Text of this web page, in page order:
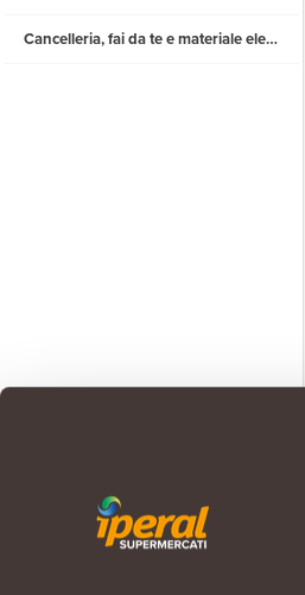
Cancelleria, fai da te e materiale elettrico